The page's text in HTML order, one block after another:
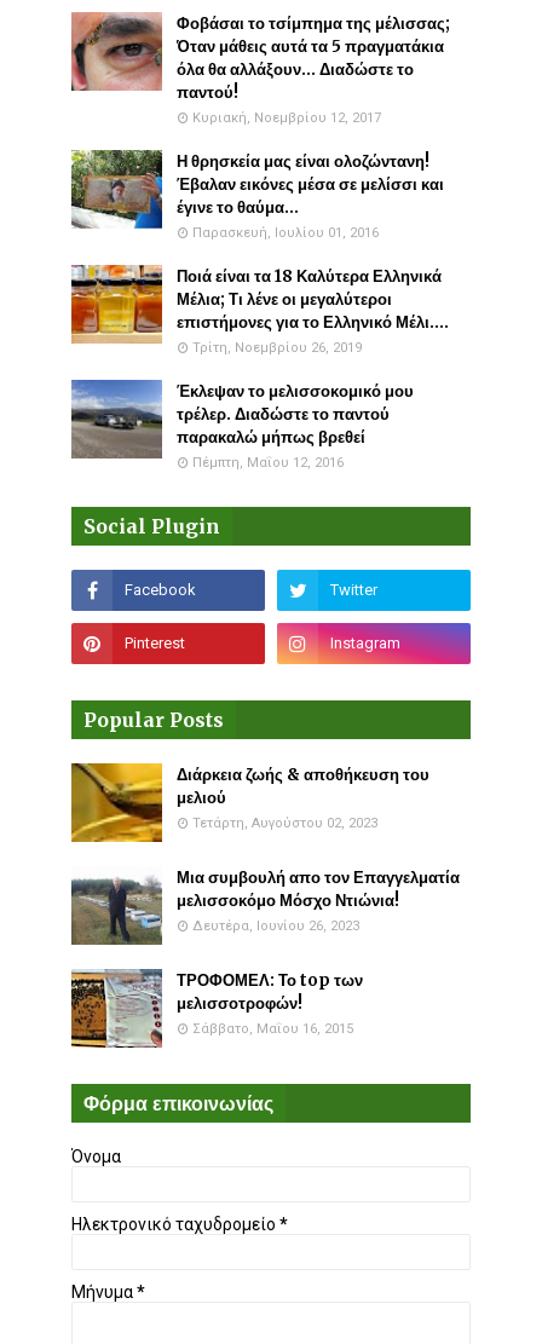
Φοβάσαι το τσίμπημα της μέλισσας;
Όταν μάθεις αυτά τα 5 πραγματάκια
όλα θα αλλάξουν... Διαδώστε το
παντού!
Κυριακή, Νοεμβρίου 12, 2017
Η θρησκεία μας είναι ολοζώντανη!
Έβαλαν εικόνες μέσα σε μελίσσι και
έγινε το θαύμα...
Παρασκευή, Ιουλίου 01, 2016
Ποιά είναι τα 18 Καλύτερα Ελληνικά
Μέλια; Τι λένε οι μεγαλύτεροι
επιστήμονες για το Ελληνικό Μέλι....
Τρίτη, Νοεμβρίου 26, 2019
Έκλεψαν το μελισσοκομικό μου
τρέλερ. Διαδώστε το παντού
παρακαλώ μήπως βρεθεί
Πέμπτη, Μαΐου 12, 2016
Social Plugin
Popular Posts
Διάρκεια ζωής & αποθήκευση του
μελιού
Τετάρτη, Αυγούστου 02, 2023
Μια συμβουλή απο τον Επαγγελματία
μελισσοκόμο Μόσχο Ντιώνια!
Δευτέρα, Ιουνίου 26, 2023
ΤΡΟΦΟΜΕΛ: Το top των
μελισσοτροφών!
Σάββατο, Μαΐου 16, 2015
Φόρμα επικοινωνίας
Όνομα
Ηλεκτρονικό ταχυδρομείο *
Μήνυμα*